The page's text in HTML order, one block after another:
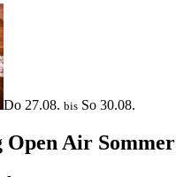
Do 27.08. bis So 30.08.
Air Sommer